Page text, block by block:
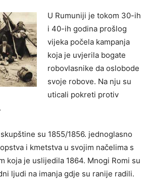
U Rumuniji je tokom 30-ih
i 40-ih godina prošlog
vijeka počela kampanja
koja je uvjerila bogate
robovlasnike da oslobode
svoje robove. Na nju su
uticali pokreti protiv
su 1855/1856. jednoglasno
i kmetstva u svojim načelima s
koja je uslijedila 1864. Mnogi Romi su
ljudi na imanja gdje su ranije radili.